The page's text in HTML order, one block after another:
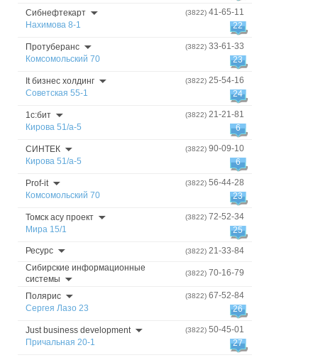
Сибнефтекарт
Нахимова 8-1
(3822) 41-65-11
22
Протуберанс
Комсомольский 70
(3822) 33-61-33
23
It бизнес холдинг
Советская 55-1
(3822) 25-54-16
24
1с:бит
Кирова 51/а-5
(3822) 21-21-81
6
СИНТЕК
Кирова 51/а-5
(3822) 90-09-10
6
Prof-it
Комсомольский 70
(3822) 56-44-28
23
Томск асу проект
Мира 15/1
(3822) 72-52-34
25
Ресурс (3822) 21-33-84
Сибирские информационные
системы
(3822) 70-16-79
Полярис
Сергея Лазо 23
(3822) 67-52-84
26
Just business development
Причальная 20-1
(3822) 50-45-01
27